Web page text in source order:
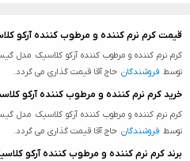
قیمت کرم نرم کننده و مرطوب کننده آرکو کلاسیک
کرم نرم کننده و مرطوب کننده آرکو کلاسیک مدل گیسیرینه حجم 150
توسط فروشندگان حاج آقا قیمت گذاری می گردد.
خرید کرم نرم کننده و مرطوب کننده آرکو کلاسیک مدل
کرم نرم کننده و مرطوب کننده آرکو کلاسیک مدل گیسیرینه حجم 150
توسط فروشندگان حاج آقا قیمت گذاری می گردد.
برند کرم نرم کننده و مرطوب کننده آرکو کلاسیک مدل